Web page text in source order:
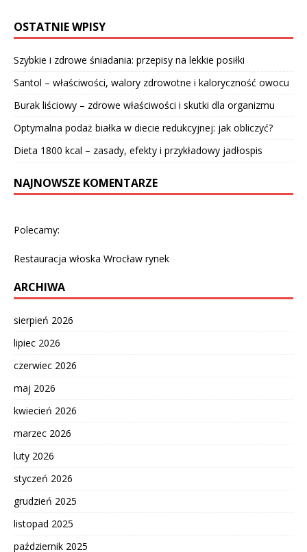
OSTATNIE WPISY
Szybkie i zdrowe śniadania: przepisy na lekkie posiłki
Santol – właściwości, walory zdrowotne i kaloryczność owocu
Burak liściowy – zdrowe właściwości i skutki dla organizmu
Optymalna podaż białka w diecie redukcyjnej: jak obliczyć?
Dieta 1800 kcal – zasady, efekty i przykładowy jadłospis
NAJNOWSZE KOMENTARZE
Polecamy:
Restauracja włoska Wrocław rynek
ARCHIWA
sierpień 2026
lipiec 2026
czerwiec 2026
maj 2026
kwiecień 2026
marzec 2026
luty 2026
styczeń 2026
grudzień 2025
listopad 2025
październik 2025